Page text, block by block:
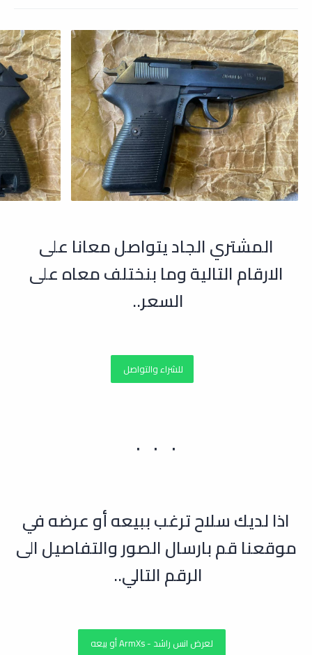
المشتري الجاد يتواصل معانا على
الارقام التالية وما بنختلف معاه على
السعر..
للشراء والتواصل
اذا لديك سلاح ترغب ببيعه أو عرضه في
موقعنا قم بارسال الصور والتفاصيل الى
الرقم التالي..
لعرض انس راشد - ArmXs أو بيعه